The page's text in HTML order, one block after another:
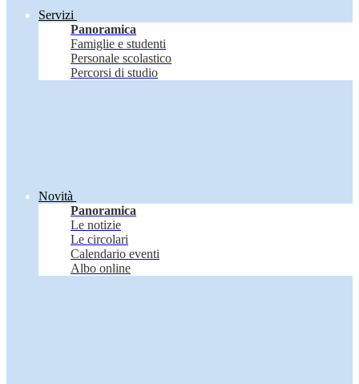
Servizi
Panoramica
Famiglie e studenti
Personale scolastico
Percorsi di studio
Novità
Panoramica
Le notizie
Le circolari
Calendario eventi
Albo online